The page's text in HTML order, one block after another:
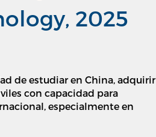
2025
de estudiar en China, adquirir
con capacidad para
especialmente en